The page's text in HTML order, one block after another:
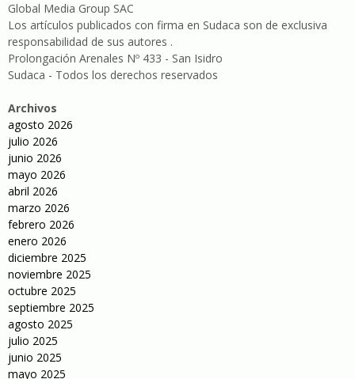
Global Media Group SAC
Los artículos publicados con firma en Sudaca son de exclusiva
responsabilidad de sus autores .
Prolongación Arenales Nº 433 - San Isidro
Sudaca - Todos los derechos reservados
Archivos
agosto 2026
julio 2026
junio 2026
mayo 2026
abril 2026
marzo 2026
febrero 2026
enero 2026
diciembre 2025
noviembre 2025
octubre 2025
septiembre 2025
agosto 2025
julio 2025
junio 2025
mayo 2025